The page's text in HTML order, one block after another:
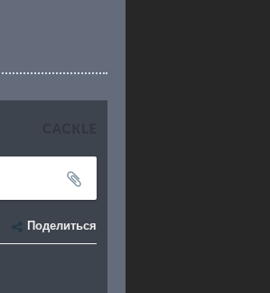
Поделиться